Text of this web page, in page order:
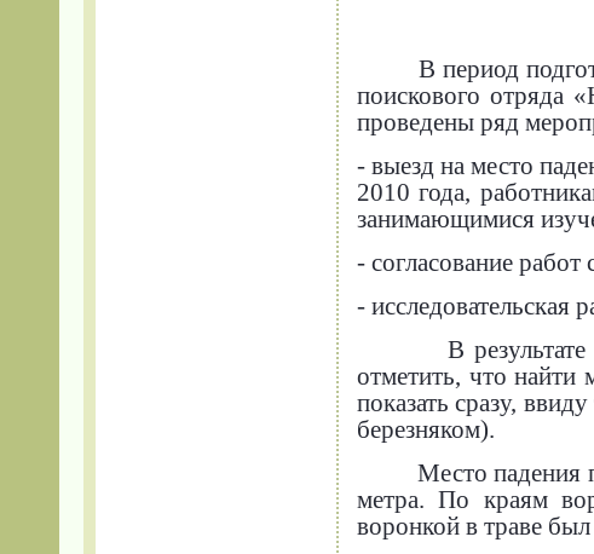
В период
поискового отряда
проведены ряд
- выезд на место
2010 года,
занимающимися
- согласование
-
В
отметить, что найти
показать сразу,
березняком).
Место падения
метра. По краям
воронкой в траве